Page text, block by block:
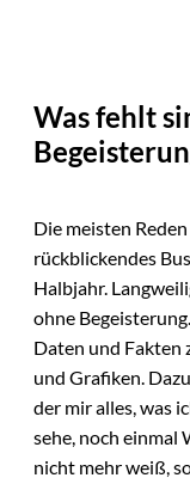
Was fehlt
Die meisten
rückblickendes
Halbjahr.
ohne
Daten und Fakten
und Grafiken.
der mir alles, was
sehe, noch
nicht mehr weiß,